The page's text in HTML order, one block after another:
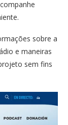
sobre a
e maneiras
sem fins